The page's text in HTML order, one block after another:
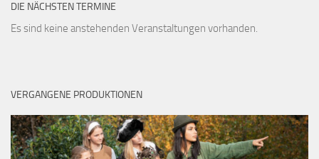
DIE NÄCHSTEN TERMINE
Es sind keine anstehenden Veranstaltungen vorhanden.
VERGANGENE PRODUKTIONEN